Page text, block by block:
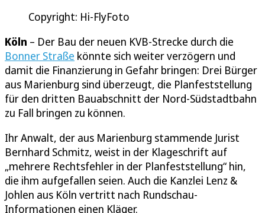
Copyright: Hi-FlyFoto
Köln – Der Bau der neuen KVB-Strecke durch die
Bonner Straße könnte sich weiter verzögern und
damit die Finanzierung in Gefahr bringen: Drei Bürger
aus Marienburg sind überzeugt, die Planfeststellung
für den dritten Bauabschnitt der Nord-Südstadtbahn
zu Fall bringen zu können.
Ihr Anwalt, der aus Marienburg stammende Jurist
Bernhard Schmitz, weist in der Klageschrift auf
„mehrere Rechtsfehler in der Planfeststellung“ hin,
die ihm aufgefallen seien. Auch die Kanzlei Lenz &
Johlen aus Köln vertritt nach Rundschau-
Informationen einen Kläger.